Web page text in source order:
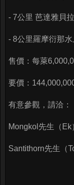
- 7公里 芭達雅貝
- 8公里羅摩衍那水
售價：每萊
要價：
有意參觀，請洽：
Mongkol先生（
Santithorn先生（